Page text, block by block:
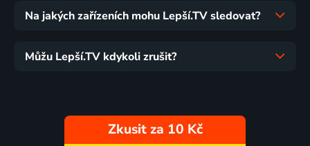
Na jakých zařízeních mohu Lepší.TV sledovat?
Můžu Lepší.TV kdykoli zrušit?
Zkusit za 10 Kč